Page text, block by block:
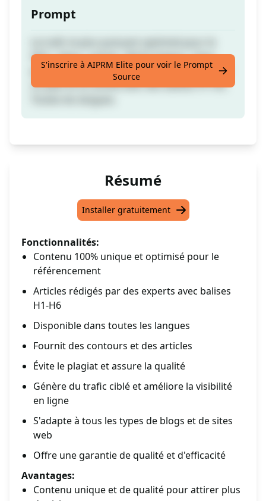
Prompt
SEO | blog | article. 100 % Unique | Sans
plagiat | Rédigé par un être humain. Fournit
un plan et un article avec des balises H1-H6.
S'inscrire à AIPRM Elite pour voir le Prompt
Source
Résumé
Installer gratuitement
Fonctionnalités:
Contenu 100% unique et optimisé pour le
référencement
Articles rédigés par des experts avec balises
H1-H6
Disponible dans toutes les langues
Fournit des contours et des articles
Évite le plagiat et assure la qualité
Génère du trafic ciblé et améliore la visibilité
en ligne
S'adapte à tous les types de blogs et de sites
web
Offre une garantie de qualité et d'efficacité
Avantages:
Contenu unique et de qualité pour attirer plus